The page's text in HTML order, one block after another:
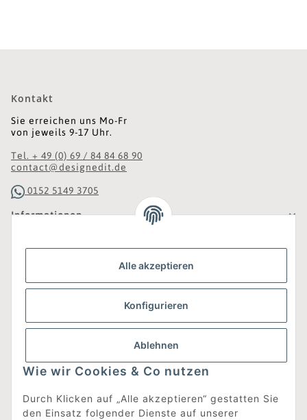
Alle akzeptieren
Konfigurieren
Ablehnen
Wie wir Cookies & Co nutzen
Durch Klicken auf „Alle akzeptieren“ gestatten Sie
den Einsatz folgender Dienste auf unserer
Kontakt
Sie erreichen uns Mo-Fr
von jeweils 9-17 Uhr.
Tel. + 49 (0) 69 / 84 84 68 90
contact@designedit.de
0152 5149 3705
Informationen
Gesetzliche Informationen
Was ist DesignEdit_?
Eine Online-Boutique für individuelles Design.
Ausgewählte Designer-Möbel und Accessoires, neue und
gebrauchte Designklassiker, die Entdeckung
unbekannter Manufakturen und Interior-Schätze aus
aller Welt sowie ein Blogazine mit jeder Menge
Inspiration.
Für alle, die nach dem Besonderen suchen!